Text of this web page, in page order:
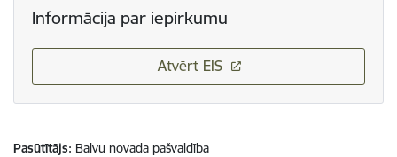
Informācija par iepirkumu
Atvērt EIS
Pasūtītājs Balvu novada pašvaldība